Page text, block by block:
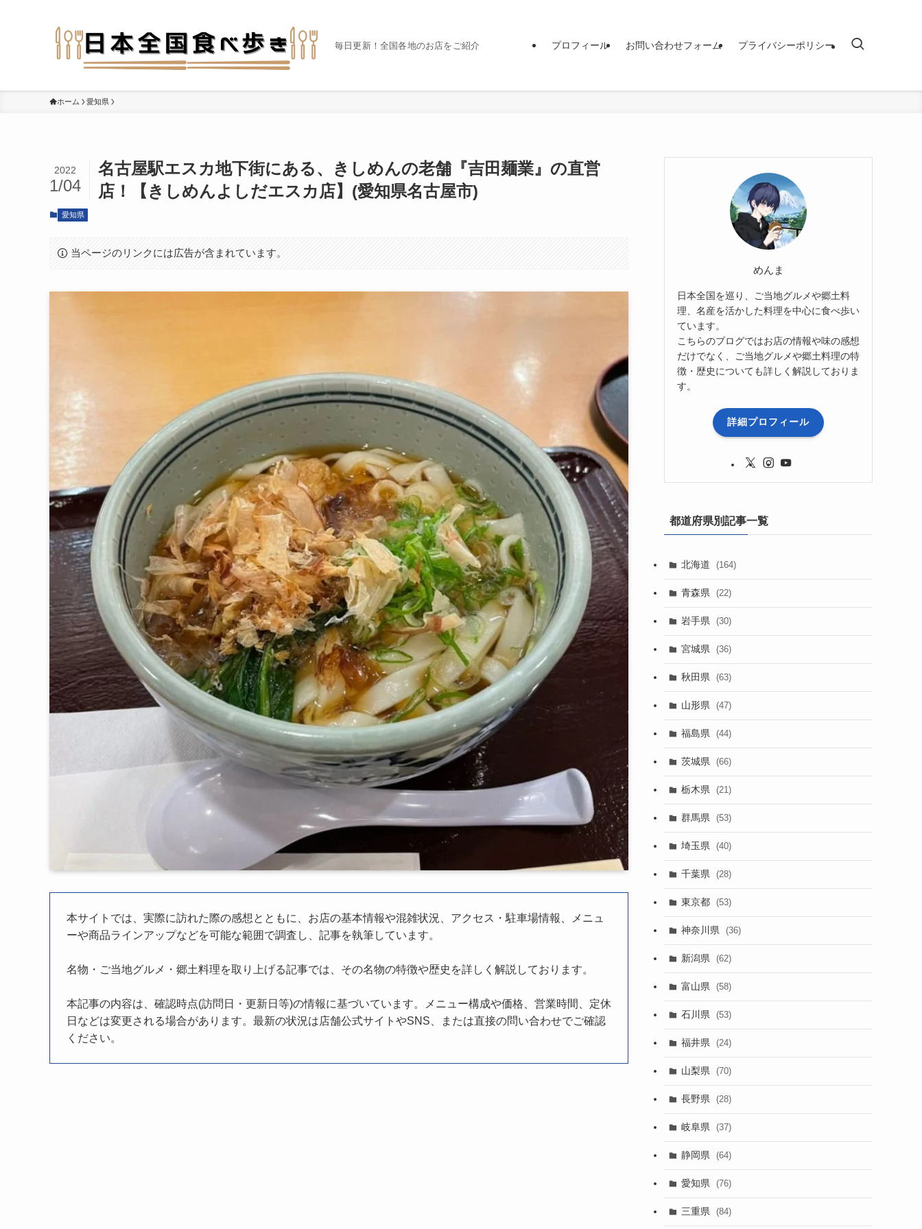
毎日更新！全国各地のお店をご紹介 プロフィール お問い合わせフォーム プライバシーポリシー
ホーム 愛知県
名古屋駅エスカ地下街にある、きしめんの老舗『吉田麺業』の直営
店！【きしめんよしだエスカ店】(愛知県名古屋市)
2022
1/04
愛知県
当ページのリンクには広告が含まれています。
本サイトでは、実際に訪れた際の感想とともに、お店の基本情報や混雑状況、アクセス・駐車場情報、メニュ
ーや商品ラインアップなどを可能な範囲で調査し、記事を執筆しています。
名物・ご当地グルメ・郷土料理を取り上げる記事では、その名物の特徴や歴史を詳しく解説しております。
本記事の内容は、確認時点(訪問日・更新日等)の情報に基づいています。メニュー構成や価格、営業時間、定休
日などは変更される場合があります。最新の状況は店舗公式サイトやSNS、または直接の問い合わせでご確認
ください。
めんま
日本全国を巡り、ご当地グルメや郷土料
理、名産を活かした料理を中心に食べ歩い
ています。
こちらのブログではお店の情報や味の感想
だけでなく、ご当地グルメや郷土料理の特
徴・歴史についても詳しく解説しておりま
す。
詳細プロフィール
都道府県別記事一覧
北海道 (164)
青森県 (22)
岩手県 (30)
宮城県 (36)
秋田県 (63)
山形県 (47)
福島県 (44)
茨城県 (66)
栃木県 (21)
群馬県 (53)
埼玉県 (40)
千葉県 (28)
東京都 (53)
神奈川県 (36)
新潟県 (62)
富山県 (58)
石川県 (53)
福井県 (24)
山梨県 (70)
長野県 (28)
岐阜県 (37)
静岡県 (64)
愛知県 (76)
三重県 (84)